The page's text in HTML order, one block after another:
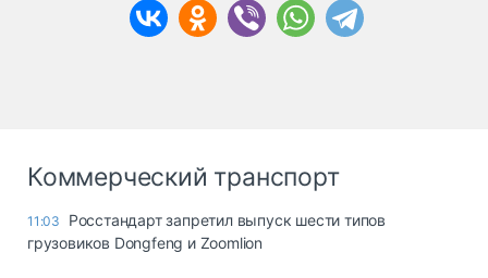
Коммерческий транспорт
11:03
Росстандарт запретил выпуск шести типов
грузовиков Dongfeng и Zoomlion